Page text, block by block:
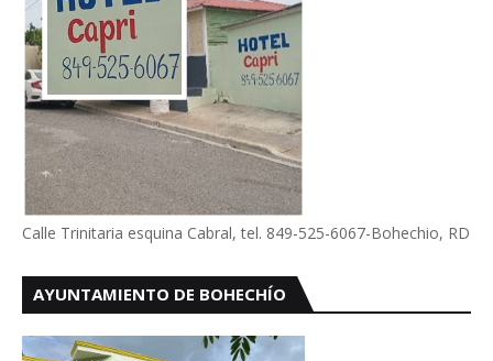
Calle Trinitaria esquina Cabral, tel. 849-525-6067-Bohechio, RD
AYUNTAMIENTO DE BOHECHÍO